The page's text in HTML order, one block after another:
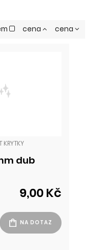
cena cena
KRYTKY
dub
9,00 Kč